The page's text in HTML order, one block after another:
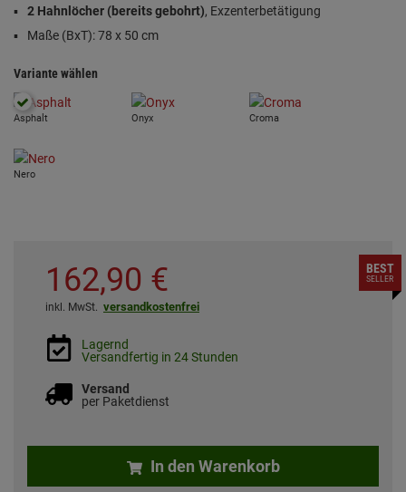
2 Hahnlöcher (bereits gebohrt), Exzenterbetätigung
Maße (BxT): 78 x 50 cm
Variante wählen
Asphalt Onyx Croma
Nero
162,90 €
inkl. MwSt. versandkostenfrei
Lagernd
Versandfertig in 24 Stunden
Versand
per Paketdienst
In den Warenkorb
BEST
SELLER